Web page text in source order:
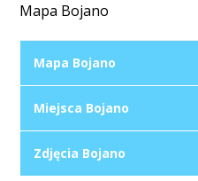
Mapa Bojano
Mapa Bojano
Miejsca Bojano
Zdjęcia Bojano